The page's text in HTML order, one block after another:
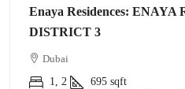
Enaya Residences: ENAYA
DISTRICT 3
Dubai
1, 2
695 sqft